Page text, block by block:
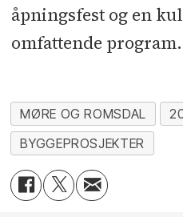
åpningsfest og en
omfattende program.
MØRE OG ROMSDAL
BYGGEPROSJEKTER